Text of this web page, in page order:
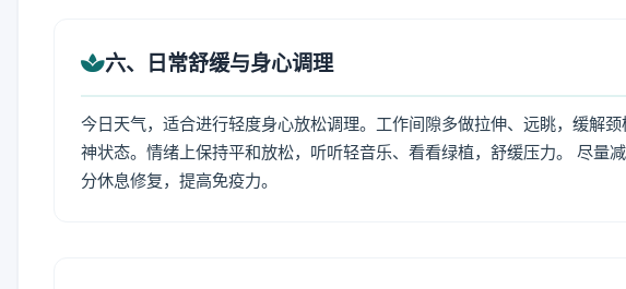
六、日常舒缓与身心调理
今日天气，适合进行轻度身心放松调理。工作间隙多做拉伸、远眺，缓解
神状态。情绪上保持平和放松，听听轻音乐、看看绿植，舒缓压力。 尽量
分休息修复，提高免疫力。